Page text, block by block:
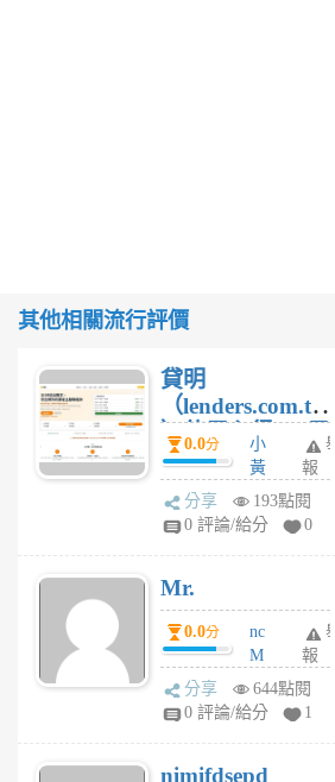
其他相關流行評價
貸明
（lenders.com.tw
）使用心得 — 民
間貸款比較平台
體驗
0.0分
小
黃
蜂
1
舉
報
分享
193點閱
0 評論/給分
0
Mr.
0.0分
nc
M
U
F
U
舉
報
分享
644點閱
0 評論/給分
1
nimifdsepd